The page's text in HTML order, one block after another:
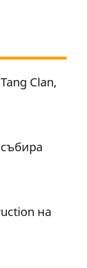
Clan,
на